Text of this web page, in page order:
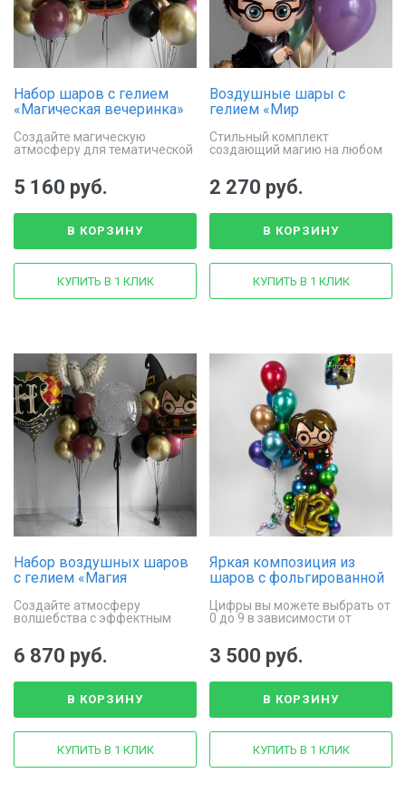
Набор шаров с гелием
«Магическая вечеринка»
Создайте магическую
атмосферу для тематической
5 160 руб.
В КОРЗИНУ
КУПИТЬ В 1 КЛИК
Воздушные шары с
гелием «Мир
Стильный комплект
создающий магию на любом
2 270 руб.
В КОРЗИНУ
КУПИТЬ В 1 КЛИК
Набор воздушных шаров
с гелием «Магия
Создайте атмосферу
волшебства с эффектным
6 870 руб.
В КОРЗИНУ
КУПИТЬ В 1 КЛИК
Яркая композиция из
шаров с фольгированной
Цифры вы можете выбрать от
0 до 9 в зависимости от
3 500 руб.
В КОРЗИНУ
КУПИТЬ В 1 КЛИК